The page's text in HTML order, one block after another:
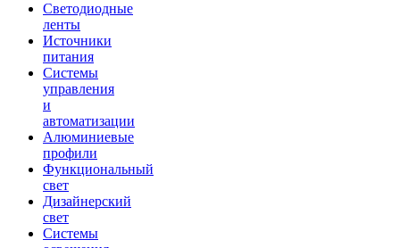
Светодиодные
ленты
Источники
питания
Системы
управления
и
автоматизации
Алюминиевые
профили
Функциональный
свет
Дизайнерский
свет
Системы